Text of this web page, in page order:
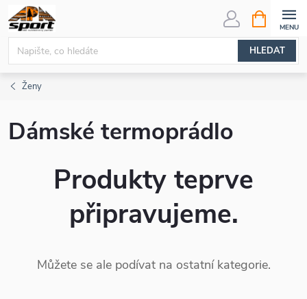
Přejít
na
obsah
HLEDAT
NÁKUPNÍ
KOŠÍK
Ženy
Dámské termoprádlo
Produkty teprve
připravujeme.
Můžete se ale podívat na ostatní kategorie.